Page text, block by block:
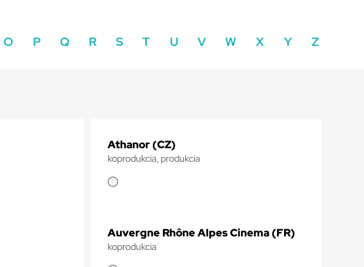
O P Q R S T U V W X Y Z
Athanor (CZ)
koprodukcia, produkcia
Auvergne Rhône Alpes Cinema (FR)
koprodukcia